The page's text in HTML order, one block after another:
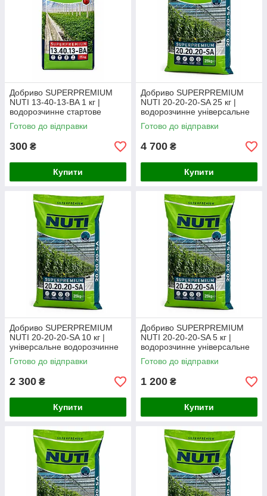
Добриво SUPERPREMIUM
NUTI 13-40-13-BA 1 кг |
водорозчинне стартове
добриво (фасоване з мішка)
Готово до відправки
300 ₴
Купити
Добриво SUPERPREMIUM
NUTI 20-20-20-SA 25 кг |
водорозчинне універсальне
добриво
Готово до відправки
4 700 ₴
Купити
Добриво SUPERPREMIUM
NUTI 20-20-20-SA 10 кг |
універсальне водорозчинне
добриво(фасоване з мішка)
Готово до відправки
2 300 ₴
Купити
Добриво SUPERPREMIUM
NUTI 20-20-20-SA 5 кг |
водорозчинне універсальне
добриво (фасоване з мішка)
Готово до відправки
1 200 ₴
Купити